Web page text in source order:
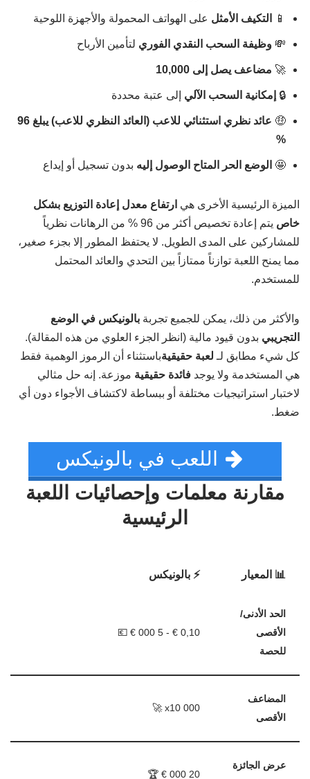
📱 التكيف الأمثل على الهواتف المحمولة والأجهزة اللوحية
💸 وظيفة السحب النقدي الفوري لتأمين الأرباح
🚀 مضاعف يصل إلى 10,000
🔒 إمكانية السحب الآلي إلى عتبة محددة
🤑
عائد نظري استثنائي للاعب (العائد النظري للاعب) يبلغ 96
%
🤩 الوضع الحر المتاح الوصول إليه بدون تسجيل أو إيداع
الميزة الرئيسية الأخرى هي ارتفاع معدل إعادة التوزيع بشكل
خاص
يتم إعادة تخصيص أكثر من 96 % من الرهانات نظرياً
للمشاركين على المدى الطويل. لا يحتفظ المطور إلا بجزء صغير،
مما يمنح اللعبة توازناً ممتازاً بين التحدي والعائد المحتمل
للمستخدم.
والأكثر من ذلك، يمكن للجميع تجربة بالونيكس في الوضع
التجريبي بدون قيود مالية (انظر الجزء العلوي من هذه المقالة).
كل شيء مطابق لـ لعبة حقيقيةباستثناء أن الرموز الوهمية فقط
هي المستخدمة ولا يوجد فائدة حقيقية موزعة. إنه حل مثالي
لاختبار استراتيجيات مختلفة أو ببساطة لاكتشاف الأجواء دون أي
ضغط.
مقارنة معلمات وإحصائيات اللعبة
الرئيسية
📊 المعيار ⚡ بالونيكس
الحد الأدنى/
الأقصى
للحصة
0,10 € - 5 000 € 💶
المضاعف
الأقصى
x10 000 🚀
عرض الجائزة
20 000 € 🏆